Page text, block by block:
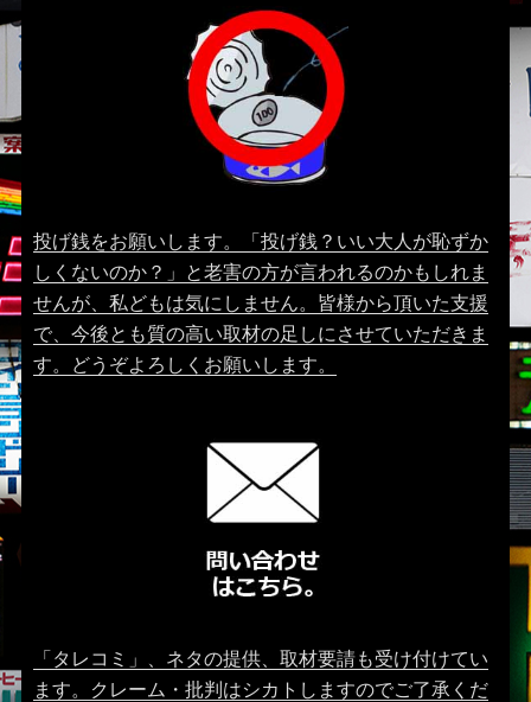
投げ銭をお願いします。「投げ銭？いい大人が恥ずか
しくないのか？」と老害の方が言われるのかもしれま
せんが、私どもは気にしません。皆様から頂いた支援
で、今後とも質の高い取材の足しにさせていただきま
す。どうぞよろしくお願いします。
「タレコミ」、ネタの提供、取材要請も受け付けてい
ます。クレーム・批判はシカトしますのでご了承くだ